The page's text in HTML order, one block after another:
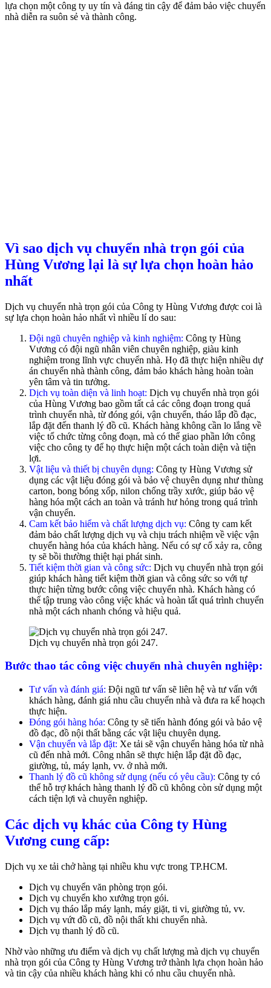
lựa chọn một công ty uy tín và đáng tin cậy để đảm bảo việc chuyển
nhà diễn ra suôn sẻ và thành công.
Vì sao dịch vụ chuyển nhà trọn gói của
Hùng Vương lại là sự lựa chọn hoàn hảo
nhất
Dịch vụ chuyển nhà trọn gói của Công ty Hùng Vương được coi là
sự lựa chọn hoàn hảo nhất vì nhiều lí do sau:
Đội ngũ chuyên nghiệp và kinh nghiệm: Công ty Hùng
Vương có đội ngũ nhân viên chuyên nghiệp, giàu kinh
nghiệm trong lĩnh vực chuyển nhà. Họ đã thực hiện nhiều dự
án chuyển nhà thành công, đảm bảo khách hàng hoàn toàn
yên tâm và tin tưởng.
Dịch vụ toàn diện và linh hoạt: Dịch vụ chuyển nhà trọn gói
của Hùng Vương bao gồm tất cả các công đoạn trong quá
trình chuyển nhà, từ đóng gói, vận chuyển, tháo lắp đồ đạc,
lắp đặt đến thanh lý đồ cũ. Khách hàng không cần lo lắng về
việc tổ chức từng công đoạn, mà có thể giao phần lớn công
việc cho công ty để họ thực hiện một cách toàn diện và tiện
lợi.
Vật liệu và thiết bị chuyên dụng: Công ty Hùng Vương sử
dụng các vật liệu đóng gói và bảo vệ chuyên dụng như thùng
carton, bong bóng xốp, nilon chống trầy xước, giúp bảo vệ
hàng hóa một cách an toàn và tránh hư hỏng trong quá trình
vận chuyển.
Cam kết bảo hiểm và chất lượng dịch vụ: Công ty cam kết
đảm bảo chất lượng dịch vụ và chịu trách nhiệm về việc vận
chuyển hàng hóa của khách hàng. Nếu có sự cố xảy ra, công
ty sẽ bồi thường thiệt hại phát sinh.
Tiết kiệm thời gian và công sức: Dịch vụ chuyển nhà trọn gói
giúp khách hàng tiết kiệm thời gian và công sức so với tự
thực hiện từng bước công việc chuyển nhà. Khách hàng có
thể tập trung vào công việc khác và hoàn tất quá trình chuyển
nhà một cách nhanh chóng và hiệu quả.
Dịch vụ chuyển nhà trọn gói 247.
Bước thao tác công việc chuyển nhà chuyên nghiệp:
Tư vấn và đánh giá: Đội ngũ tư vấn sẽ liên hệ và tư vấn với
khách hàng, đánh giá nhu cầu chuyển nhà và đưa ra kế hoạch
thực hiện.
Đóng gói hàng hóa: Công ty sẽ tiến hành đóng gói và bảo vệ
đồ đạc, đồ nội thất bằng các vật liệu chuyên dụng.
Vận chuyển và lắp đặt: Xe tải sẽ vận chuyển hàng hóa từ nhà
cũ đến nhà mới. Công nhân sẽ thực hiện lắp đặt đồ đạc,
giường, tủ, máy lạnh, vv. ở nhà mới.
Thanh lý đồ cũ không sử dụng (nếu có yêu cầu): Công ty có
thể hỗ trợ khách hàng thanh lý đồ cũ không còn sử dụng một
cách tiện lợi và chuyên nghiệp.
Các dịch vụ khác của Công ty Hùng
Vương cung cấp:
Dịch vụ xe tải chở hàng tại nhiều khu vực trong TP.HCM.
Dịch vụ chuyển văn phòng trọn gói.
Dịch vụ chuyển kho xưởng trọn gói.
Dịch vụ tháo lắp máy lạnh, máy giặt, ti vi, giường tủ, vv.
Dịch vụ vứt đồ cũ, đồ nội thất khi chuyển nhà.
Dịch vụ thanh lý đồ cũ.
Nhờ vào những ưu điểm và dịch vụ chất lượng mà dịch vụ chuyển
nhà trọn gói của Công ty Hùng Vương trở thành lựa chọn hoàn hảo
và tin cậy của nhiều khách hàng khi có nhu cầu chuyển nhà.